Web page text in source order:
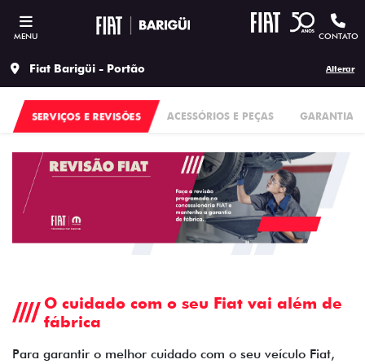
MENU CONTATO
Fiat Barigüi - Portão Alterar
SERVIÇOS E REVISÕES ACESSÓRIOS E PEÇAS GARANTIA
O cuidado com o seu Fiat vai além de
fábrica
Para garantir o melhor cuidado com o seu veículo Fiat,